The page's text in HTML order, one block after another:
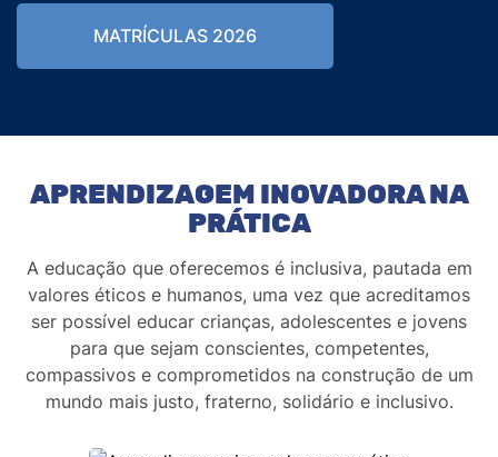
MATRÍCULAS 2026
APRENDIZAGEM INOVADORA NA
PRÁTICA
A educação que oferecemos é inclusiva, pautada em
valores éticos e humanos, uma vez que acreditamos
ser possível educar crianças, adolescentes e jovens
para que sejam conscientes, competentes,
compassivos e comprometidos na construção de um
mundo mais justo, fraterno, solidário e inclusivo.